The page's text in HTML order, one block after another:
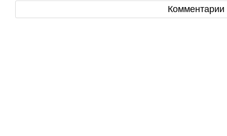
Комментарии